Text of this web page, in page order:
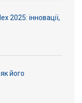
2025: інновації,
його